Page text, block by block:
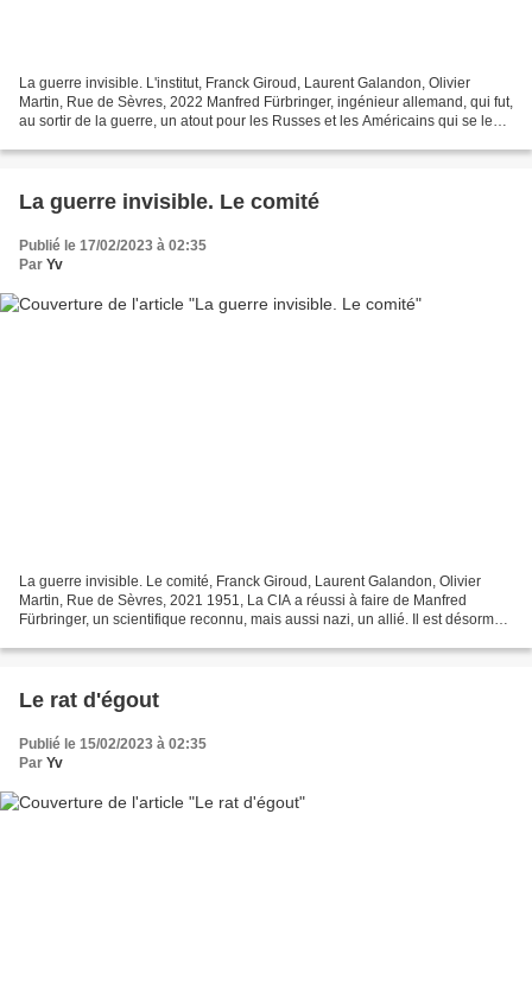
La guerre invisible. L'institut, Franck Giroud, Laurent Galandon, Olivier
Martin, Rue de Sèvres, 2022 Manfred Fürbringer, ingénieur allemand, qui fut,
au sortir de la guerre, un atout pour les Russes et les Américains qui se le
La guerre invisible. Le comité
Publié le 17/02/2023 à 02:35
Par Yv
La guerre invisible. Le comité, Franck Giroud, Laurent Galandon, Olivier
Martin, Rue de Sèvres, 2021 1951, La CIA a réussi à faire de Manfred
Fürbringer, un scientifique reconnu, mais aussi nazi, un allié. Il est désormais
Le rat d'égout
Publié le 15/02/2023 à 02:35
Par Yv